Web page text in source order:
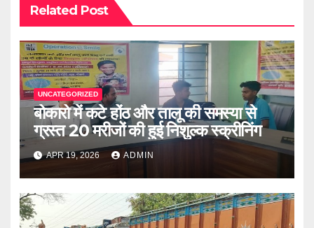
Related Post
UNCATEGORIZED
बोकारो में कटे होंठ और तालू की समस्या से
ग्रस्त 20 मरीजों की हुई निशुल्क स्क्रीनिंग
APR 19, 2026 ADMIN